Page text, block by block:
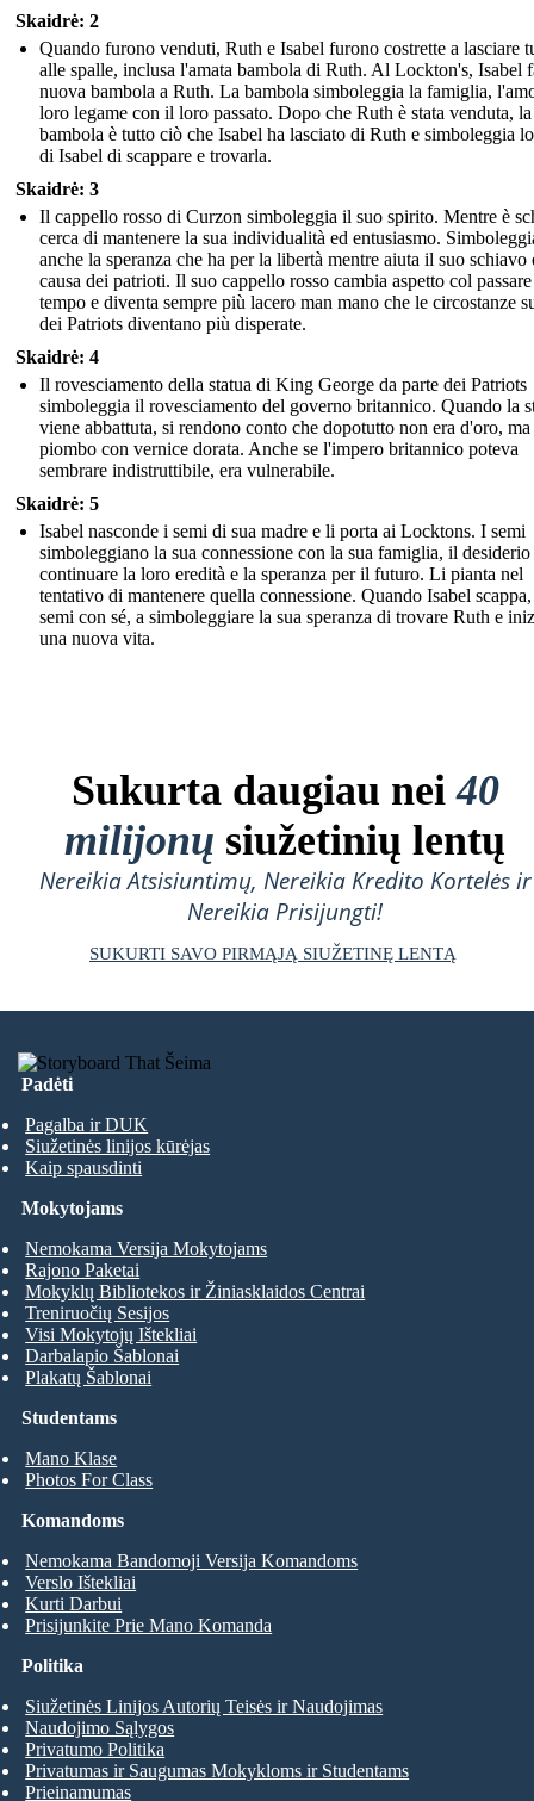
Skaidrė: 2
Quando furono venduti, Ruth e Isabel furono costrette a lasciare
alle spalle, inclusa l'amata bambola di Ruth. Al Lockton's, Isabel
nuova bambola a Ruth. La bambola simboleggia la famiglia,
loro legame con il loro passato. Dopo che Ruth è stata venduta, la
bambola è tutto ciò che Isabel ha lasciato di Ruth e simboleggia
di Isabel di scappare e trovarla.
Skaidrė: 3
Il cappello rosso di Curzon simboleggia il suo spirito. Mentre è
cerca di mantenere la sua individualità ed entusiasmo.
anche la speranza che ha per la libertà mentre aiuta il suo schiavo
causa dei patrioti. Il suo cappello rosso cambia aspetto col
tempo e diventa sempre più lacero man mano che le circostanze
dei Patriots diventano più disperate.
Skaidrė: 4
Il rovesciamento della statua di King George da parte dei Patriots
simboleggia il rovesciamento del governo britannico. Quando la
viene abbattuta, si rendono conto che dopotutto non era d'oro,
piombo con vernice dorata. Anche se l'impero britannico poteva
sembrare indistruttibile, era vulnerabile.
Skaidrė: 5
Isabel nasconde i semi di sua madre e li porta ai Locktons. I semi
simboleggiano la sua connessione con la sua famiglia, il
continuare la loro eredità e la speranza per il futuro. Li pianta nel
tentativo di mantenere quella connessione. Quando Isabel
semi con sé, a simboleggiare la sua speranza di trovare Ruth e
una nuova vita.
Sukurta daugiau nei40
milijonų siužetinių lentų
Nereikia Atsisiuntimų, Nereikia Kredito Kortelės ir
Nereikia Prisijungti!
SUKURTI SAVO PIRMĄJĄ SIUŽETINĘ LENTĄ
Padėti
Pagalba ir DUK
Siužetinės linijos kūrėjas
Kaip spausdinti
Studentams
Mano Klase
Photos For Class
Mokytojams
Nemokama Versija Mokytojams
Rajono Paketai
Mokyklų Bibliotekos ir Žiniasklaidos Centrai
Treniruočių Sesijos
Visi Mokytojų Ištekliai
Darbalapio Šablonai
Plakatų Šablonai
Komandoms
Nemokama Bandomoji Versija Komandoms
Verslo Ištekliai
Kurti Darbui
Prisijunkite Prie Mano Komanda
Politika
Siužetinės Linijos Autorių Teisės ir Naudojimas
Naudojimo Sąlygos
Privatumo Politika
Privatumas ir Saugumas Mokykloms ir Studentams
Prieinamumas